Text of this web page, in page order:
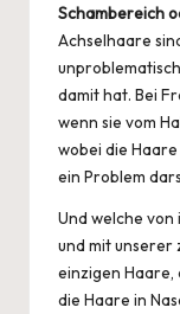
Schambereich
Achselhaare
damit hat. Bei
wenn sie vom
wobei die
ein Problem
Und welche
und mit unserer
einzigen Haare,
die Haare in